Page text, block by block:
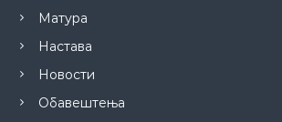
Матура
Настава
Новости
Обавештења